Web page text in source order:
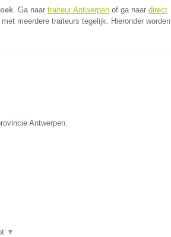
. Ga naar traiteur Antwerpenof ga naar direct
meerdere traiteurs tegelijk. Hieronder worden
Antwerpen.
▼